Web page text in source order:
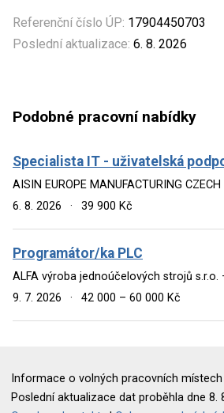
Referenční číslo ÚP: 17904450703
Poslední aktualizace: 6. 8. 2026
Podobné pracovní nabídky
Specialista IT - uživatelská
AISIN EUROPE MANUFACTURING
6. 8. 2026
· 39 900 Kč
Programátor/ka PLC
ALFA výroba jednoúčelových strojů s.r.o.
9. 7. 2026
· 42 000 – 60 000 Kč
Informace o volných pracovních
Poslední aktualizace dat proběhla dne 8.